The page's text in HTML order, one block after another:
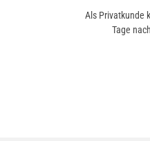
Als Privatkunde
Tage